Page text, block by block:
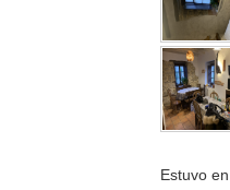
Estuvo en